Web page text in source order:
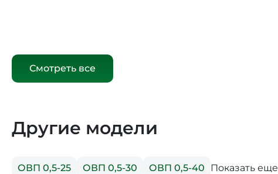
Смотреть все
Другие модели
ОВП 0,5-25 ОВП 0,5-30 ОВП 0,5-40 Показать еще